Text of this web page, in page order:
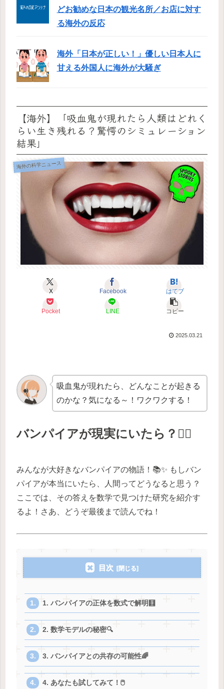
どお勧めな日本の観光名所／お店に対す
る海外の反応
海外「日本が正しい！」優しい日本人に
甘える外国人に海外が大騒ぎ
【海外】「吸血鬼が現れたら人類はどれく
らい生き残れる？驚愕のシミュレーション
結果」
海外の科学ニュース
X Facebook はてブ
Pocket LINE コピー
2025.03.21
吸血鬼が現れたら、どんなことが起きる
のかな？気になる～！ワクワクする！
バンパイアが現実にいたら？🧛‍♀️
みんなが大好きなバンパイアの物語！📚✨ もしバン
パイアが本当にいたら、人間ってどうなると思う？
ここでは、その答えを数学で見つけた研究を紹介す
るよ！さあ、どうぞ最後まで読んでね！
目次
1. バンパイアの正体を数式で解明🧮
2. 数学モデルの秘密🔍
3. バンパイアとの共存の可能性🌈
4. あなたも試してみて！🖱️